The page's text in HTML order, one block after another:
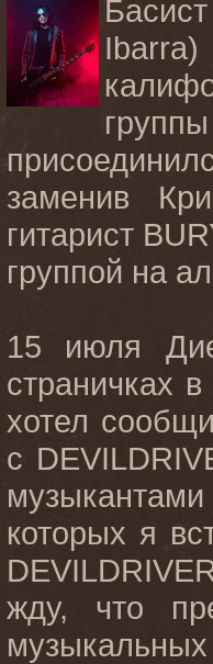
Ibarra)
заменив
гитарист
группой на
15 июля
страничках
хотел
с
которых я
жду, что
музыкальных